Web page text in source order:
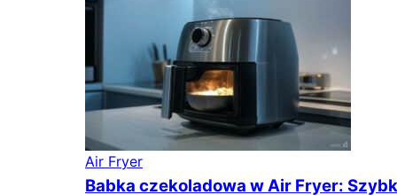
Air Fryer
Babka czekoladowa w Air Fryer: